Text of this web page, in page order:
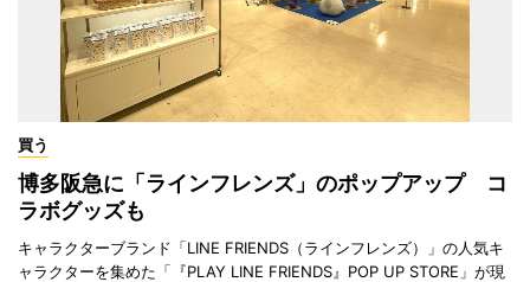
買う
博多阪急に「ラインフレンズ」のポップアップ コ
ラボグッズも
キャラクターブランド「LINE FRIENDS（ラインフレンズ）」の人気キ
ャラクターを集めた「『PLAY LINE FRIENDS』POP UP STORE」が現